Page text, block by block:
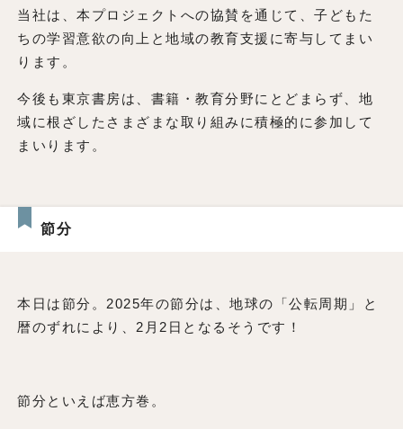
当社は、本プロジェクトへの協賛を通じて、子どもた
ちの学習意欲の向上と地域の教育支援に寄与してまい
ります。
今後も東京書房は、書籍・教育分野にとどまらず、地
域に根ざしたさまざまな取り組みに積極的に参加して
まいります。
節分
本日は節分。2025年の節分は、地球の「公転周期」と
暦のずれにより、2月2日となるそうです！
節分といえば恵方巻。